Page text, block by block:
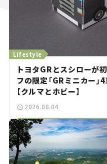
トヨタGRとスシローが
フの限定「GRミニカー」
【クルマとホビー】
Lifestyle
2026.08.04